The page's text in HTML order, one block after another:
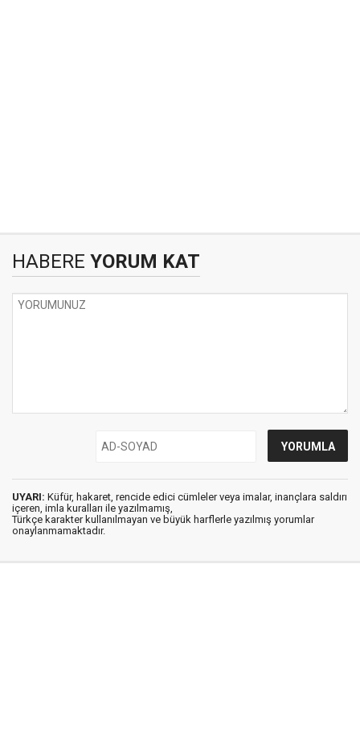
HABERE YORUM KAT
UYARI: Küfür, hakaret, rencide edici cümleler veya imalar, inançlara saldırı
içeren, imla kuralları ile yazılmamış,
Türkçe karakter kullanılmayan ve büyük harflerle yazılmış yorumlar
onaylanmamaktadır.